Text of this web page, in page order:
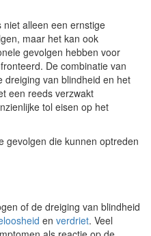
alleen een ernstige
maar het kan ook
gevolgen hebben voor
De combinatie van
dreiging van blindheid en het
een reeds verzwakt
tol eisen op het
gevolgen die kunnen optreden
of de dreiging van blindheid
en verdriet. Veel